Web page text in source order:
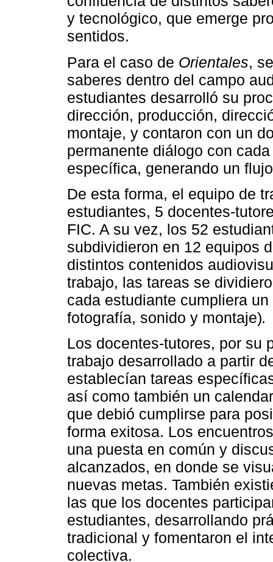
y tecnológico, que emerge
sentidos.
Para el caso de Orientales,
saberes dentro del campo
estudiantes desarrolló su
dirección, producción,
montaje, y contaron con un
permanente diálogo con
específica, generando un
De esta forma, el equipo de
estudiantes, 5 docentes-
FIC. A su vez, los 52
subdividieron en 12 equipos
distintos contenidos
trabajo, las tareas se
cada estudiante cumpliera
fotografía, sonido y montaje).
Los docentes-tutores, por su
trabajo desarrollado a partir
establecían tareas
así como también un
que debió cumplirse para
forma exitosa. Los
una puesta en común y
alcanzados, en donde se
nuevas metas. También
las que los docentes
estudiantes, desarrollando
tradicional y fomentaron el
colectiva.